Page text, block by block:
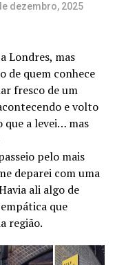
dezembro, 2025
Londres, mas
de quem conhece
fresco de um
e volto
que a levei… mas
pelo mais
deparei com uma
ali algo de
que
região.